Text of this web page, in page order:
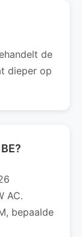
de
dieper op
AC.
bepaalde